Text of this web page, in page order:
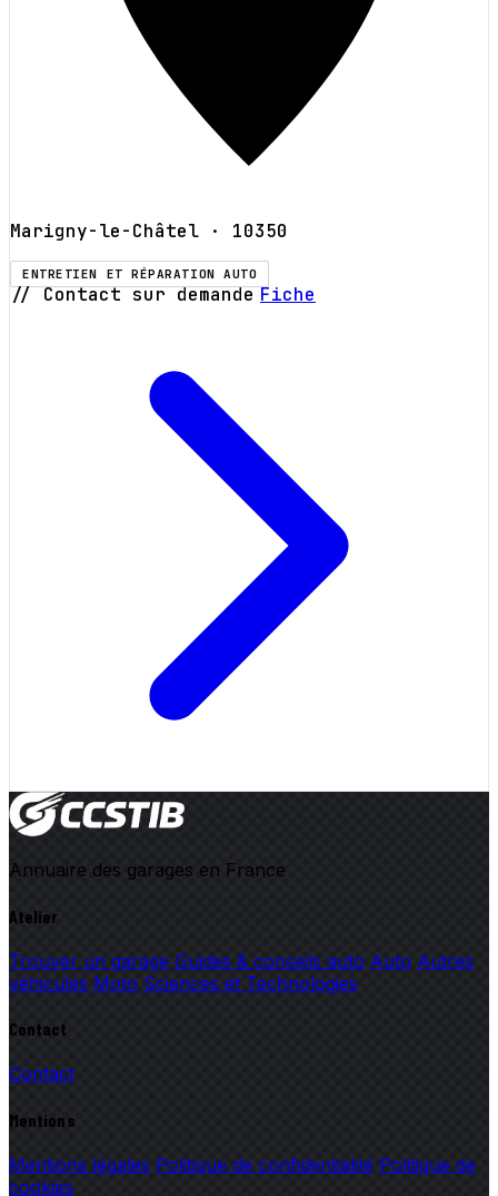
Marigny-le-Châtel · 10350
ENTRETIEN ET RÉPARATION AUTO
// Contact sur demande Fiche
Annuaire des garages en France
Atelier
Trouver un garage Guides & conseils auto Auto Autres
véhicules Moto Sciences et Technologies
Contact
Contact
Mentions
Mentions légales Politique de confidentialité Politique de
cookies